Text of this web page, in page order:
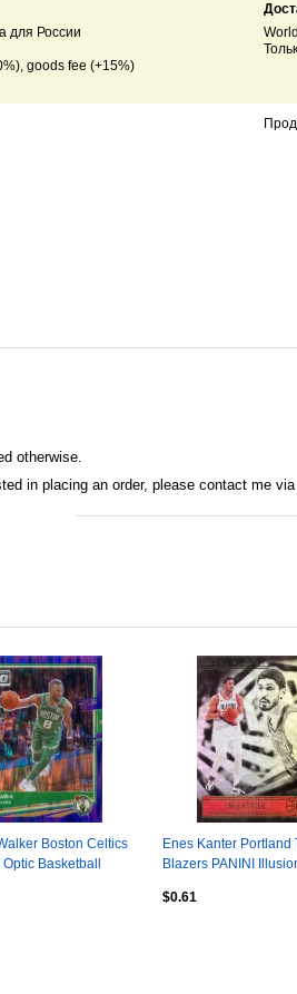
для России
goods fee (+15%)
otherwise.
in placing an order, please contact me via
Boston Celtics
Optic Basketball
Enes Kanter Portland
Blazers PANINI
$0.61